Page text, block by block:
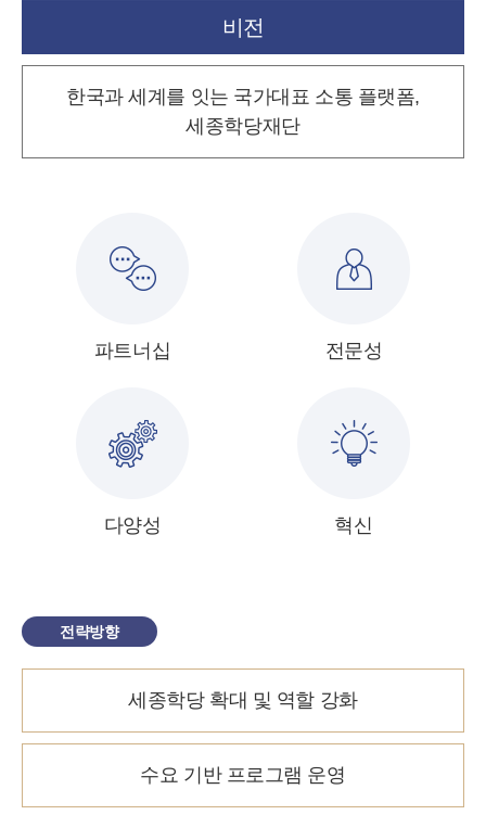
비전
한국과 세계를 잇는 국가대표 소통 플랫폼,
세종학당재단
파트너십 전문성
다양성 혁신
전략방향
세종학당 확대 및 역할 강화
수요 기반 프로그램 운영